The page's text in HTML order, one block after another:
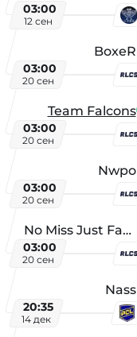
03:00
12 сен
BoxeR
03:00
20 сен
Team Falcons
03:00
20 сен
Nwpo
03:00
20 сен
No Miss Just Fake
03:00
20 сен
Nass
20:35
14 дек